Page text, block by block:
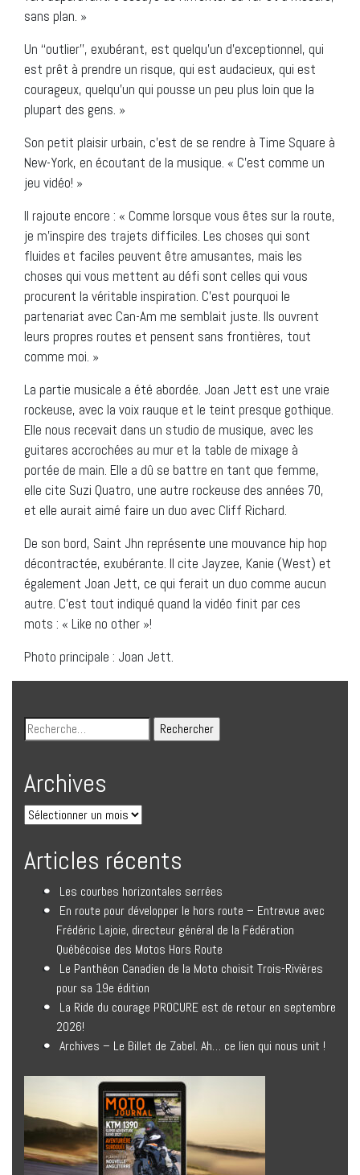
sans plan. »
Un ‘‘outlier’’, exubérant, est quelqu’un d’exceptionnel, qui
est prêt à prendre un risque, qui est audacieux, qui est
courageux, quelqu’un qui pousse un peu plus loin que la
plupart des gens. »
Son petit plaisir urbain, c’est de se rendre à Time Square à
New-York, en écoutant de la musique. « C’est comme un
jeu vidéo! »
Il rajoute encore : « Comme lorsque vous êtes sur la route,
je m’inspire des trajets difficiles. Les choses qui sont
fluides et faciles peuvent être amusantes, mais les
choses qui vous mettent au défi sont celles qui vous
procurent la véritable inspiration. C’est pourquoi le
partenariat avec Can-Am me semblait juste. Ils ouvrent
leurs propres routes et pensent sans frontières, tout
comme moi. »
La partie musicale a été abordée. Joan Jett est une vraie
rockeuse, avec la voix rauque et le teint presque gothique.
Elle nous recevait dans un studio de musique, avec les
guitares accrochées au mur et la table de mixage à
portée de main. Elle a dû se battre en tant que femme,
elle cite Suzi Quatro, une autre rockeuse des années 70,
et elle aurait aimé faire un duo avec Cliff Richard.
De son bord, Saint Jhn représente une mouvance hip hop
décontractée, exubérante. Il cite Jayzee, Kanie (West) et
également Joan Jett, ce qui ferait un duo comme aucun
autre. C’est tout indiqué quand la vidéo finit par ces
mots : « Like no other »!
Photo principale : Joan Jett.
Archives
Articles récents
Les courbes horizontales serrées
En route pour développer le hors route – Entrevue avec
Frédéric Lajoie, directeur général de la Fédération
Québécoise des Motos Hors Route
Le Panthéon Canadien de la Moto choisit Trois-Rivières
pour sa 19e édition
La Ride du courage PROCURE est de retour en septembre
2026!
Archives – Le Billet de Zabel. Ah… ce lien qui nous unit !